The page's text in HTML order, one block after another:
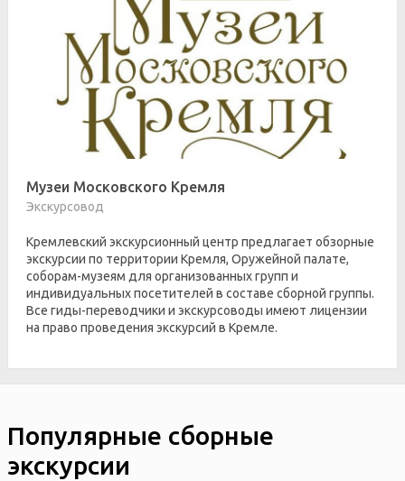
Музеи Московского Кремля
Экскурсовод
Кремлевский экскурсионный центр предлагает обзорные
экскурсии по территории Кремля, Оружейной палате,
соборам-музеям для организованных групп и
индивидуальных посетителей в составе сборной группы.
Все гиды-переводчики и экскурсоводы имеют лицензии
на право проведения экскурсий в Кремле.
Популярные сборные
экскурсии